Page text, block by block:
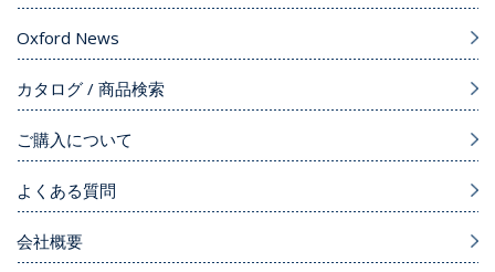
Oxford News
カタログ / 商品検索
ご購入について
よくある質問
会社概要